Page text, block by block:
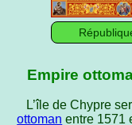
Empire
L’île de Chypre
ottoman entre 1571